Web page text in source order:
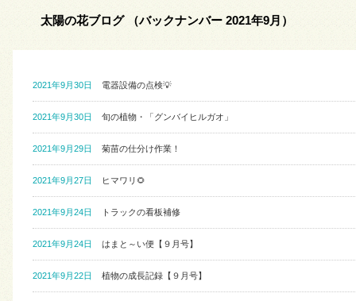
太陽の花ブログ （バックナンバー 2021年9月）
2021年9月30日 電器設備の点検💡
2021年9月30日 旬の植物・「グンバイヒルガオ」
2021年9月29日 菊苗の仕分け作業！
2021年9月27日 ヒマワリ🌻
2021年9月24日 トラックの看板補修
2021年9月24日 はまと～い便【９月号】
2021年9月22日 植物の成長記録【９月号】